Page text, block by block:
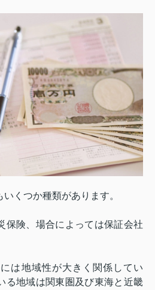
くつか種類があります。
保険、場合によっては保証会社
は地域性が大きく関係してい
る地域は関東圏及び東海と近畿